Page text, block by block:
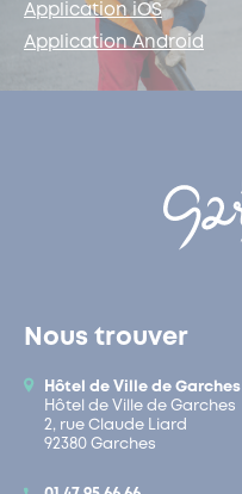
Application iOS
Application Android
Nous trouver
Hôtel de Ville de Garches
Hôtel de Ville de Garches
2, rue Claude Liard
92380 Garches